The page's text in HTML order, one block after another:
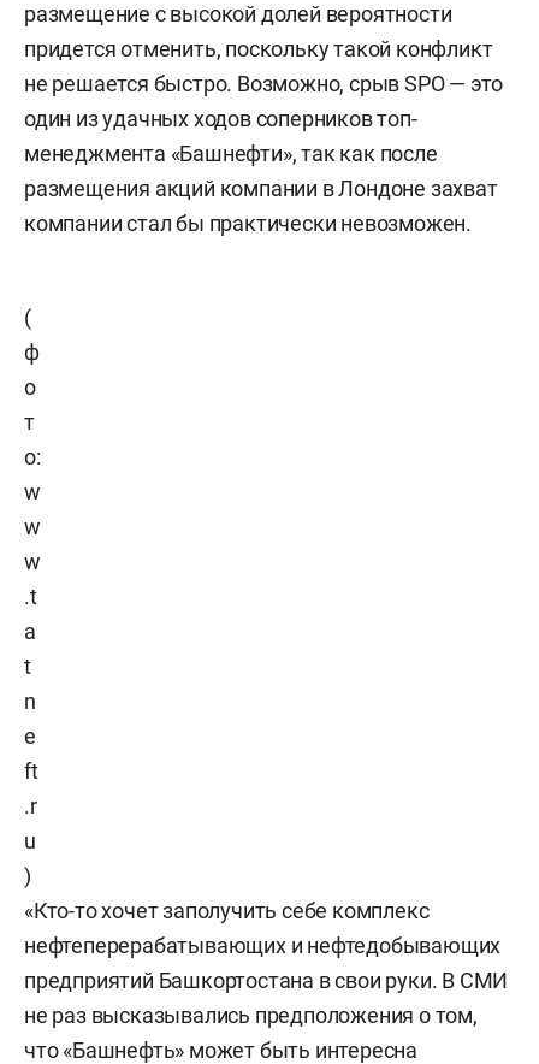
размещение с высокой долей вероятности
придется отменить, поскольку такой конфликт
не решается быстро. Возможно, срыв SPO — это
один из удачных ходов соперников топ-
менеджмента «Башнефти», так как после
размещения акций компании в Лондоне захват
компании стал бы практически невозможен.
(
ф
о
т
о:
w
w
w
.t
a
t
n
e
ft
.r
u
)
«Кто-то хочет заполучить себе комплекс
нефтеперерабатывающих и нефтедобывающих
предприятий Башкортостана в свои руки. В СМИ
не раз высказывались предположения о том,
что «Башнефть» может быть интересна